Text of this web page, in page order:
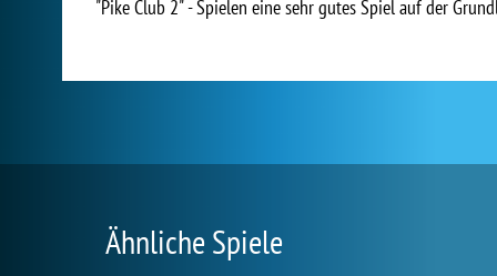
"Pike Club 2" - Spielen eine sehr gutes Spiel auf der
Ähnliche Spiele